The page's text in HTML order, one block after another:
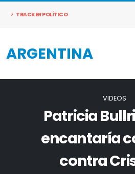
TRACKER POLÍTICO
ARGENTINA
VIDEOS
Patricia
encantaría
contra